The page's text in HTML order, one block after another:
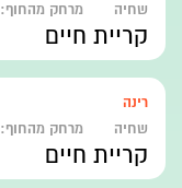
שחיה מרחק מהחוף:
קריית חיים
רינה
שחיה מרחק מהחוף:
קריית חיים